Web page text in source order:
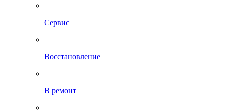
Сервис
Восстановление
В ремонт